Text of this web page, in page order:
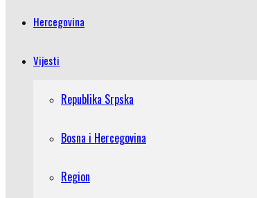
Hercegovina
Vijesti
Republika Srpska
Bosna i Hercegovina
Region